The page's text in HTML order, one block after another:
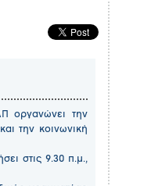
οργανώνει την
την κοινωνική
στις 9.30 π.μ.,